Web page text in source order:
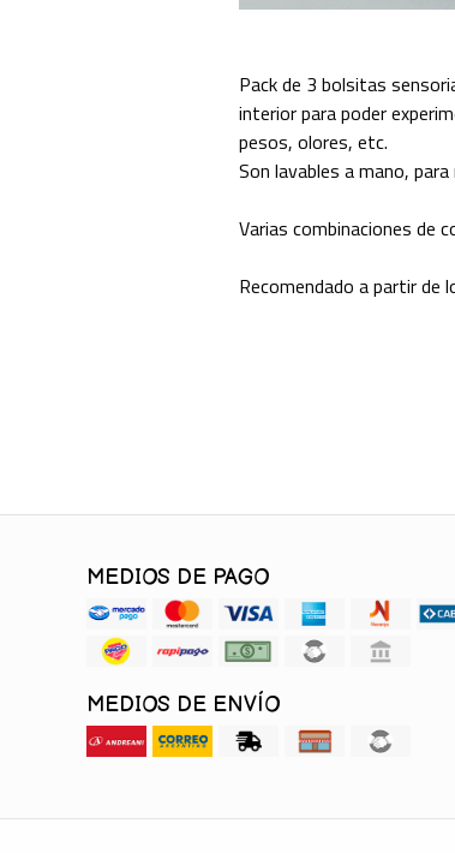
Pack de 3 bolsitas
interior para poder
pesos, olores, etc.
Son lavables a mano,
Varias combinaciones de
Recomendado a partir de
MEDIOS DE PAGO
MEDIOS DE ENVÍO